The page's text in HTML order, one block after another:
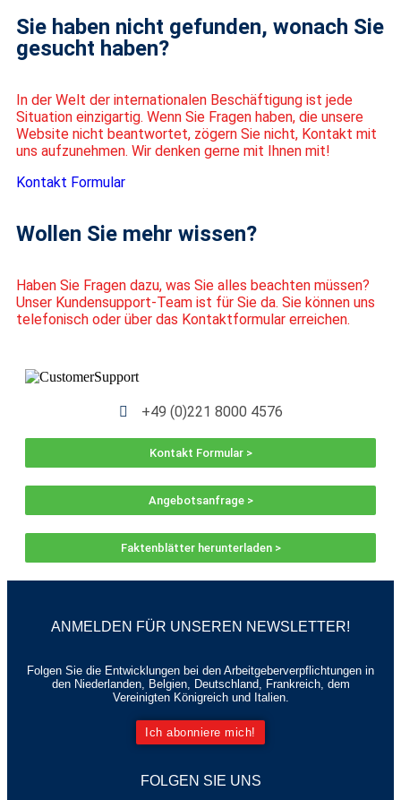
Wollen Sie mehr wissen?
Haben Sie Fragen dazu, was Sie alles beachten müssen?
Unser Kundensupport-Team ist für Sie da. Sie können uns
telefonisch oder über das Kontaktformular erreichen.
+49 (0)221 8000 4576
Kontakt Formular >
Angebotsanfrage >
Faktenblätter herunterladen >
Sie haben nicht gefunden, wonach Sie
gesucht haben?
In der Welt der internationalen Beschäftigung ist jede
Situation einzigartig. Wenn Sie Fragen haben, die unsere
Website nicht beantwortet, zögern Sie nicht, Kontakt mit
uns aufzunehmen. Wir denken gerne mit Ihnen mit!
Kontakt Formular
FOLGEN SIE UNS
ANMELDEN FÜR UNSEREN NEWSLETTER!
Folgen Sie die Entwicklungen bei den Arbeitgeberverpflichtungen in
den Niederlanden, Belgien, Deutschland, Frankreich, dem
Vereinigten Königreich und Italien.
Ich abonniere mich!